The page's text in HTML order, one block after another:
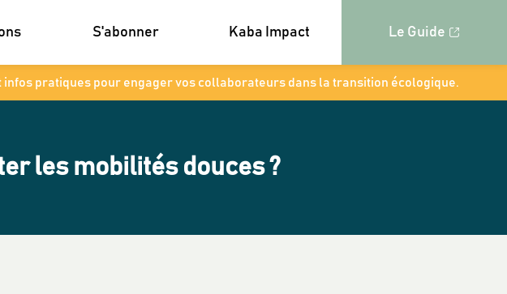
S'abonner Kaba Impact Le Guide
infos pratiques pour engager vos collaborateurs dans la transition écologique.
les mobilités douces ?